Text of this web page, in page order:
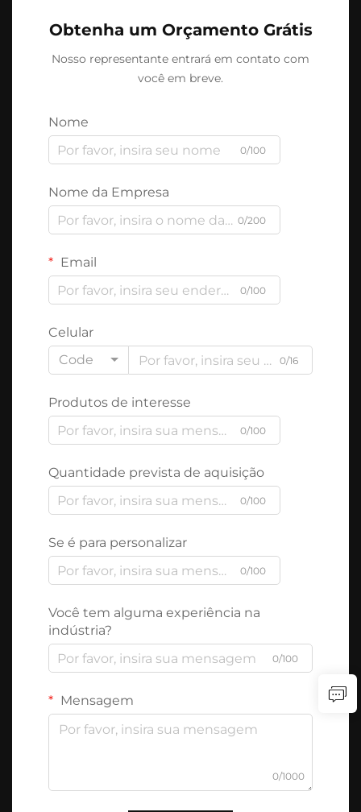
Obtenha um Orçamento Grátis
Nosso representante entrará em contato com
você em breve.
Nome
0/100
Nome da Empresa
0/200
Email
0/100
Celular
Code
0/16
Produtos de interesse
0/100
Quantidade prevista de aquisição
0/100
Se é para personalizar
0/100
Você tem alguma experiência na
indústria?
0/100
Mensagem
0/1000